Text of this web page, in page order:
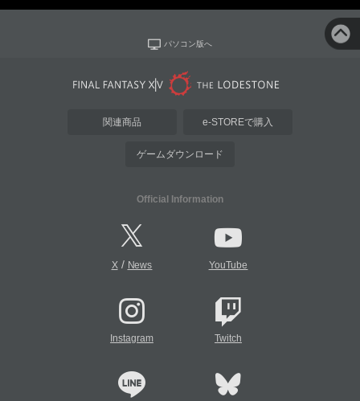
パソコン版へ
関連商品 e-STOREで購入
ゲームダウンロード
Official Information
X/ News YouTube
Instagram Twitch